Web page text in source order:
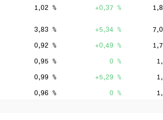
1,02 % +0,37 %
3,83 % +5,34 %
0,92 % +0,49 %
0,95 % 0 %
0,99 % +5,29 %
0,96 % 0 %